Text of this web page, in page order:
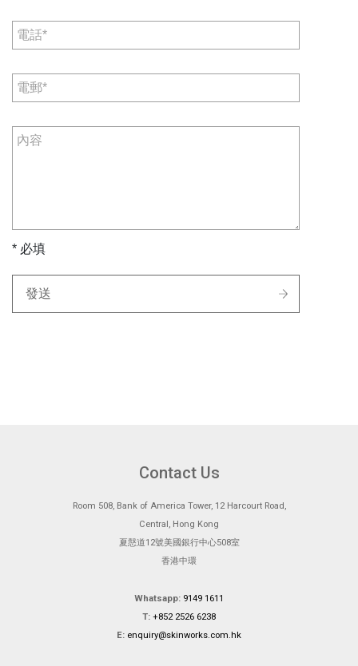
* 必填
發送
Contact Us
Room 508, Bank of America Tower, 12 Harcourt Road,
Central, Hong Kong
夏慤道12號美國銀行中心508室
香港中環
Whatsapp: 9149 1611
T: +852 2526 6238
E: enquiry@skinworks.com.hk